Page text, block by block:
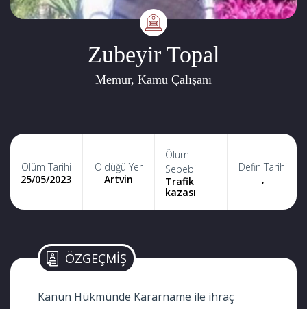
Zubeyir Topal
Memur, Kamu Çalışanı
Ölüm Tarihi
25/05/2023
Öldüğü Yer
Artvin
Ölüm
Sebebi
Trafik
kazası
Defin Tarihi
,
ÖZGEÇMİŞ
Kanun Hükmünde Kararname ile ihraç